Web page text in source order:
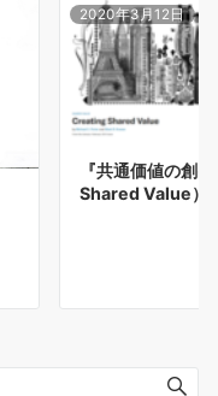
2020年3月12日
『共通価値の創
Shared Value）